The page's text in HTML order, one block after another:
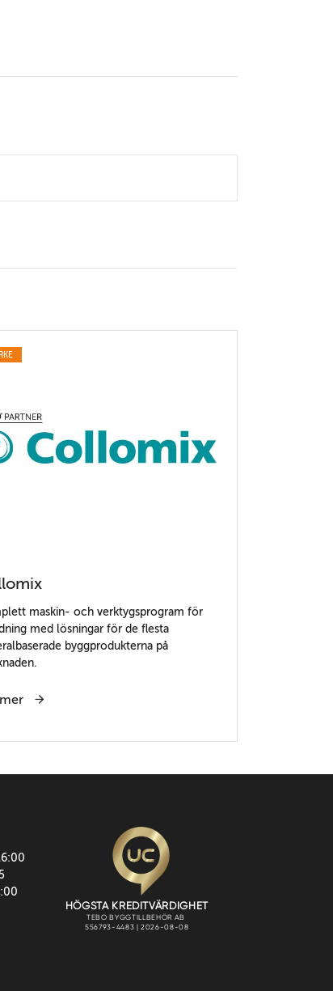
maskin- och verktygsprogram för
med lösningar för de flesta
byggprodukterna på